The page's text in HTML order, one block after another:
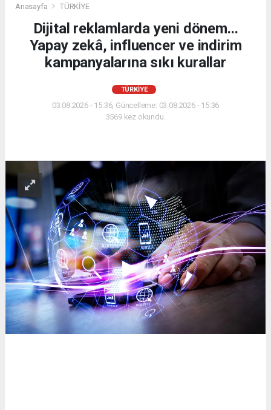
Anasayfa TÜRKİYE
Dijital reklamlarda yeni dönem...
Yapay zekâ, influencer ve indirim
kampanyalarına sıkı kurallar
TÜRKİYE
03.08.2026 - 15:36, Güncelleme: 03.08.2026 - 15:36
3569 kez okundu.